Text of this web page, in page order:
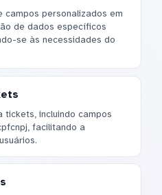
campos personalizados em
de dados específicos
se às necessidades do
incluindo campos
facilitando a